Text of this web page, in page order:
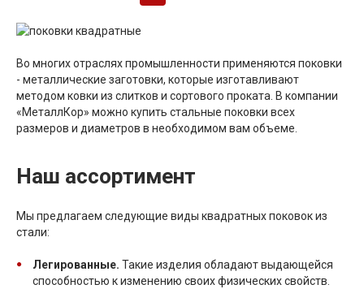
Во многих отраслях промышленности применяются поковки
- металлические заготовки, которые изготавливают
методом ковки из слитков и сортового проката. В компании
«МеталлКор» можно купить стальные поковки всех
размеров и диаметров в необходимом вам объеме.
Наш ассортимент
Мы предлагаем следующие виды квадратных поковок из
стали:
Легированные. Такие изделия обладают выдающейся
способностью к изменению своих физических свойств.